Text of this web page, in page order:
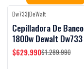
-51%OFF
Dw733|DeWalt
Cepilladora De Banco
1800w Dewalt Dw733
$629.990$1.289.990